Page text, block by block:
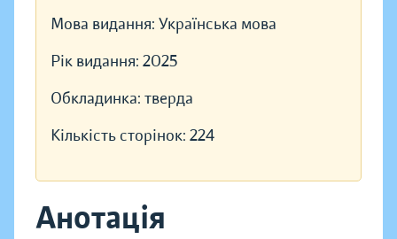
Мова видання: Українська мова
Рік видання: 2025
Обкладинка: тверда
Кількість сторінок: 224
Анотація